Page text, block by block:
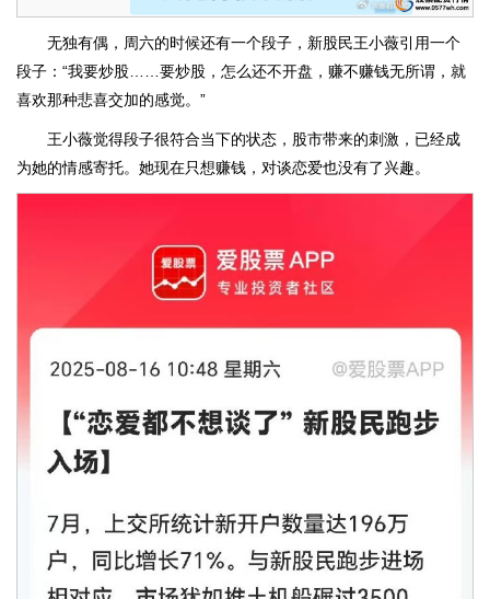
无独有偶，周六的时候还有一个段子，新股民王小薇引用一个
段子：“我要炒股……要炒股，怎么还不开盘，赚不赚钱无所谓，就
喜欢那种悲喜交加的感觉。”
王小薇觉得段子很符合当下的状态，股市带来的刺激，已经成
为她的情感寄托。她现在只想赚钱，对谈恋爱也没有了兴趣。